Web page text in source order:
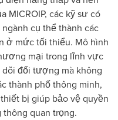
MICROIP, các kỹ sư có
cụ thể thành các
ở mức tối thiểu. Mô hình
mại trong lĩnh vực
đối tượng mà không
thành phố thông minh,
bị giúp bảo vệ quyền
quan trọng.